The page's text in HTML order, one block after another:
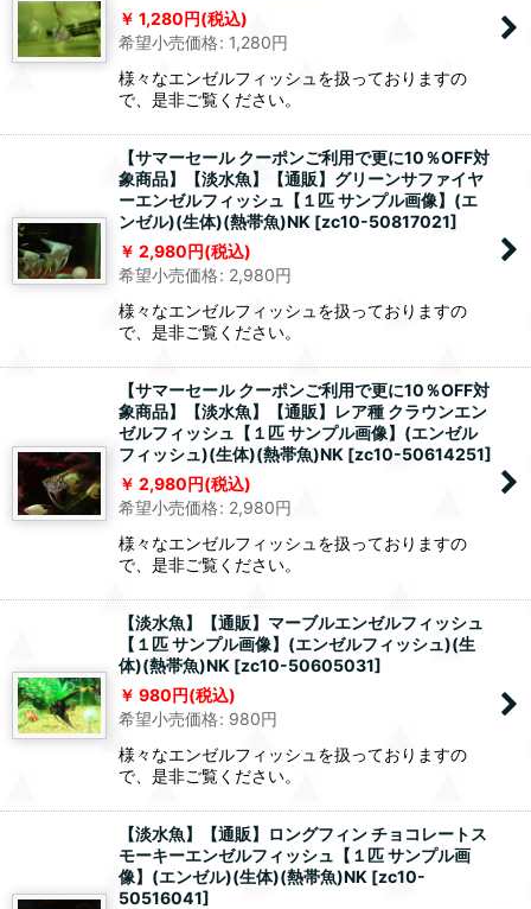
1,280円(税込)
希望小売価格: 1,280円
様々なエンゼルフィッシュを扱っておりますの
で、是非ご覧ください。
【サマーセール クーポンご利用で更に10％OFF対
象商品】【淡水魚】【通販】グリーンサファイヤ
ーエンゼルフィッシュ【１匹 サンプル画像】(エ
ンゼル)(生体)(熱帯魚)NK [zc10-50817021]
2,980円(税込)
希望小売価格: 2,980円
様々なエンゼルフィッシュを扱っておりますの
で、是非ご覧ください。
【サマーセール クーポンご利用で更に10％OFF対
象商品】【淡水魚】【通販】レア種 クラウンエン
ゼルフィッシュ【１匹 サンプル画像】(エンゼル
フィッシュ)(生体)(熱帯魚)NK [zc10-50614251]
2,980円(税込)
希望小売価格: 2,980円
様々なエンゼルフィッシュを扱っておりますの
で、是非ご覧ください。
【淡水魚】【通販】マーブルエンゼルフィッシュ
【１匹 サンプル画像】(エンゼルフィッシュ)(生
体)(熱帯魚)NK [zc10-50605031]
980円(税込)
希望小売価格: 980円
様々なエンゼルフィッシュを扱っておりますの
で、是非ご覧ください。
【淡水魚】【通販】ロングフィン チョコレートス
モーキーエンゼルフィッシュ【１匹 サンプル画
像】(エンゼル)(生体)(熱帯魚)NK [zc10-
50516041]